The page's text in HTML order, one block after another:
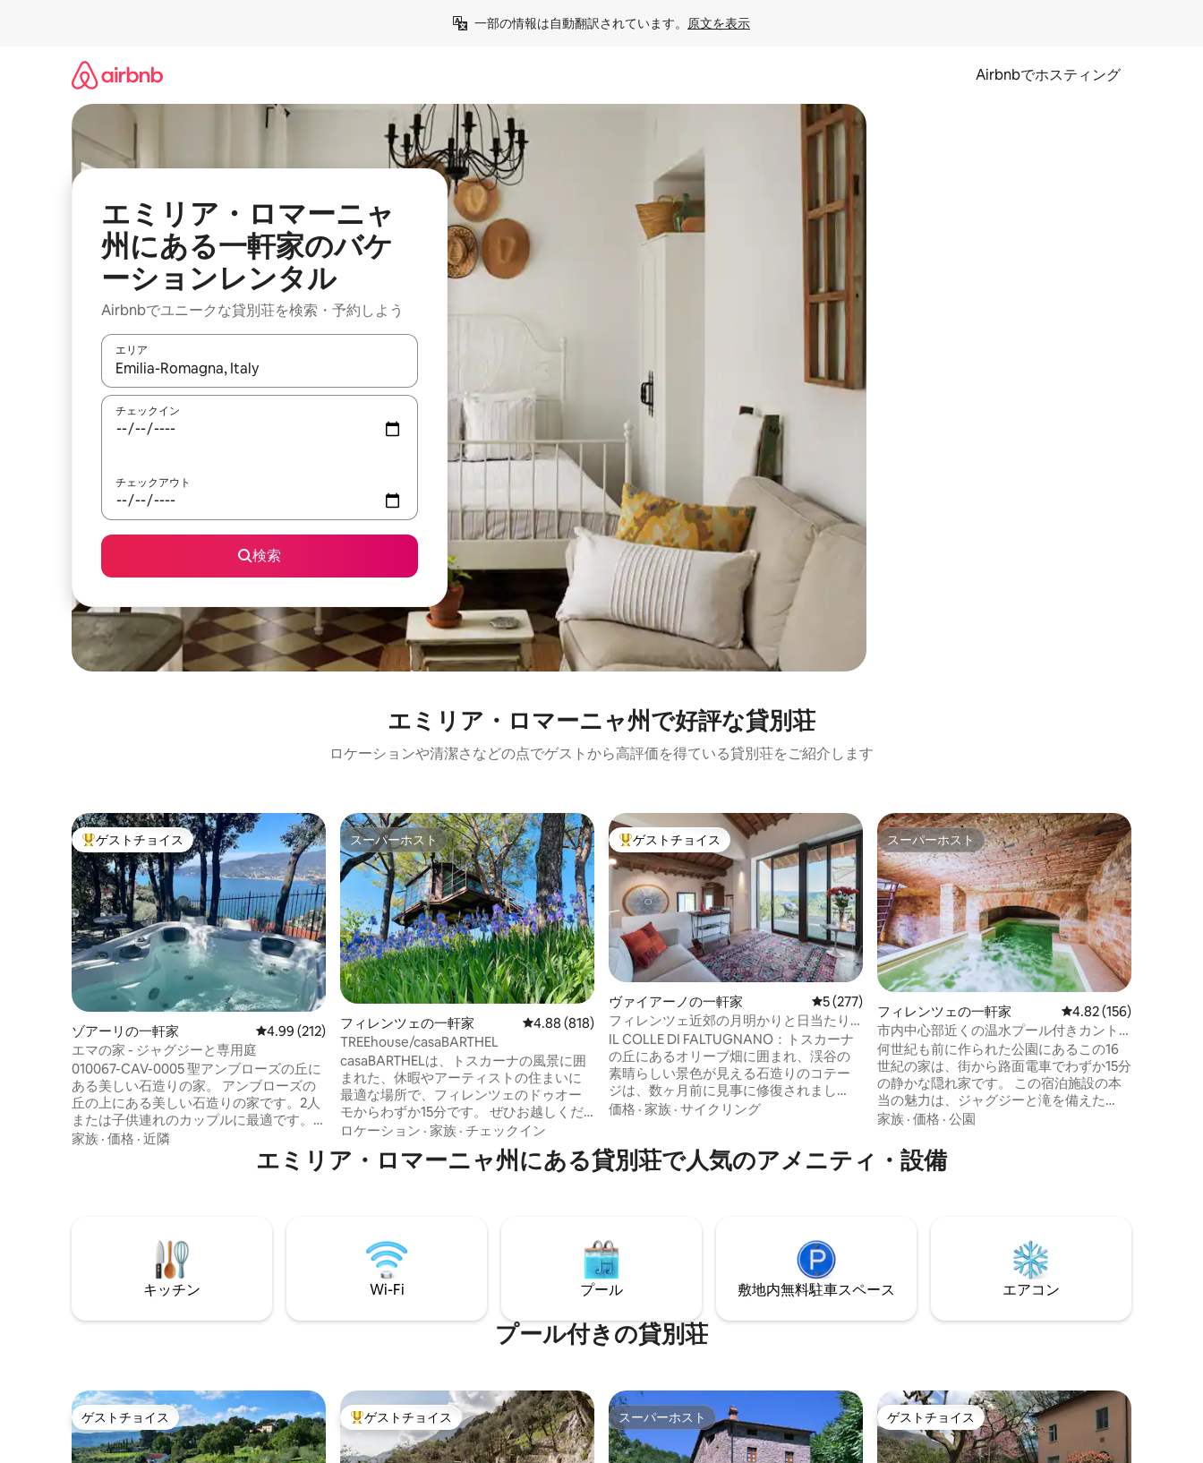
一部の情報は自動翻訳されています。 原文を表示
Airbnbでホスティング
エミリア・ロマーニャ
州にある一軒家のバケ
ーションレンタル
Airbnbでユニークな貸別荘を検索・予約しよう
エリア
検索結果が表示されたら、上下の矢印キーを使って移動するか、画面をタッチまたはスワイプして検索結果を確認することができます。
チェックイン
チェックアウト
検索
エミリア・ロマーニャ州で好評な貸別荘
ロケーションや清潔さなどの点でゲストから高評価を得ている貸別荘をご紹介します
大好評のゲストチョイスです。
ゲストチョイス
ゾアーリの一軒家 レビュー212件、5つ星中4.99つ星の平均評価
4.99 (212)
エマの家 - ジャグジーと専用庭
010067-CAV-0005 聖アンブローズの丘に
ある美しい石造りの家。 アンブローズの
丘の上にある美しい石造りの家です。2人
または子供連れのカップルに最適です。
専用アクセスと駐車場。 ポルトフィーノ
を見下ろす4人乗りのジャグジーを備えた
壮大な専用グローブ。 （ジャグジーは
シングルソファベッドを備えた寝室、シ
ャワー付きバスルーム、デッキチェアと
コーヒーテーブルを備えた別のプライベ
ートガーデンを見下ろすキッチン付きリ
家族 · 価格 · 近隣
スーパーホスト
スーパーホスト
フィレンツェの一軒家 レビュー818件、5つ星中4.88つ星の平均評価
4.88 (818)
TREEhouse/casaBARTHEL
casaBARTHELは、トスカーナの風景に囲
まれた、休暇やアーティストの住まいに
最適な場所で、フィレンツェのドゥオー
モからわずか15分です。 ぜひお越しくだ
さい。オリーブの木、家庭菜園、私たち
の馬アストロ、そして私たちの家族の生
活様式をお楽しみください。仕事のリズ
合は、ポータブルプライベート接続を当
社から借りることができます。
ロケーション · 家族 · チェックイン
大好評のゲストチョイスです。
ゲストチョイス
ヴァイアーノの一軒家 レビュー277件、5つ星中5つ星の平均評価
5 (277)
フィレンツェ近郊の月明かりと日当たり
の良いコテージ
IL COLLE DI FALTUGNANO：トスカーナ
の丘にあるオリーブ畑に囲まれ、渓谷の
素晴らしい景色が見える石造りのコテー
ジは、数ヶ月前に見事に修復されまし
た。数世紀前はキャラバンセライでし
探索するのに適した拠点です。同時に、
スーパーやレストランまでわずか数分
ック食材を購入することができます。
価格 · 家族 · サイクリング
スーパーホスト
スーパーホスト
フィレンツェの一軒家 レビュー156件、5つ
4.82 (156)
市内中心部近くの温水プール付きカント
リーハウス
何世紀も前に作られた公園にあるこの16
世紀の家は、街から路面電車でわずか15分
の静かな隠れ家です。 この宿泊施設の本
当の魅力は、ジャグジーと滝を備えた
31°Cの温水地下プールです。完全なプラ
ことができます。 明るいスイート2室、フ
ルバスルーム2室、キッチン、リビングル
家族 · 価格 · 公園
エミリア・ロマーニャ州にある貸別荘で人気のアメニティ・設備
キッチン Wi-Fi プール 敷地内無料駐⁠車ス⁠ペ⁠ー⁠ス エアコン
プール付きの貸別荘
ゲストチョイス
ゲストチョイス 大好評のゲストチョイスです。
ゲストチョイス スーパーホスト
スーパーホスト ゲストチョイス
ゲストチョイス